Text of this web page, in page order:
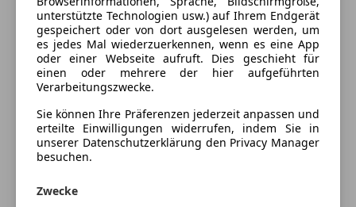
Lichtsensor
Multifunktionslenkrad
Navigationssystem
Regensensor
Sitzheizung
teilb. Rücksitzbank
Tempomat
Unterhaltung/Media
Apple CarPlay
Sonderausstattung:
Akzent-Paket abweichende Farbe
Apple CarPlay inkl. Sprachsteuerung
Außen-/Innenspiegel mit Abblendautomatik
Abstandsregeltempomat
Lenkrad heizbar (Zusatz-AV zu Lenkrad)
Modellbezeichnung lackiert
Verglasung hinten abgedunkelt
unterstützte Technologien usw.) auf Ihrem Endgerät
gespeichert oder von dort ausgelesen werden, um
es jedes Mal wiederzuerkennen, wenn es eine App
oder einer Webseite aufruft. Dies geschieht für
einen oder mehrere der hier aufgeführten
Verarbeitungszwecke.
Sie können Ihre Präferenzen jederzeit anpassen und
erteilte Einwilligungen widerrufen, indem Sie in
unserer Datenschutzerklärung den Privacy Manager
besuchen.
Zwecke